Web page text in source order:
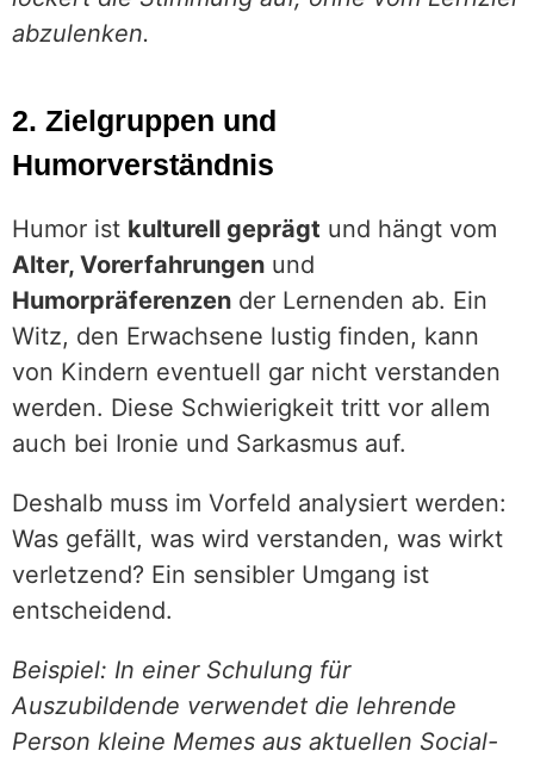
abzulenken.
2. Zielgruppen und
Humorverständnis
Humor ist kulturell geprägt und hängt vom
Alter, Vorerfahrungen und
Humorpräferenzen der Lernenden ab. Ein
Witz, den Erwachsene lustig finden, kann
von Kindern eventuell gar nicht verstanden
werden. Diese Schwierigkeit tritt vor allem
auch bei Ironie und Sarkasmus auf.
Deshalb muss im Vorfeld analysiert werden:
Was gefällt, was wird verstanden, was wirkt
verletzend? Ein sensibler Umgang ist
entscheidend.
Beispiel: In einer Schulung für
Auszubildende verwendet die lehrende
Person kleine Memes aus aktuellen Social-